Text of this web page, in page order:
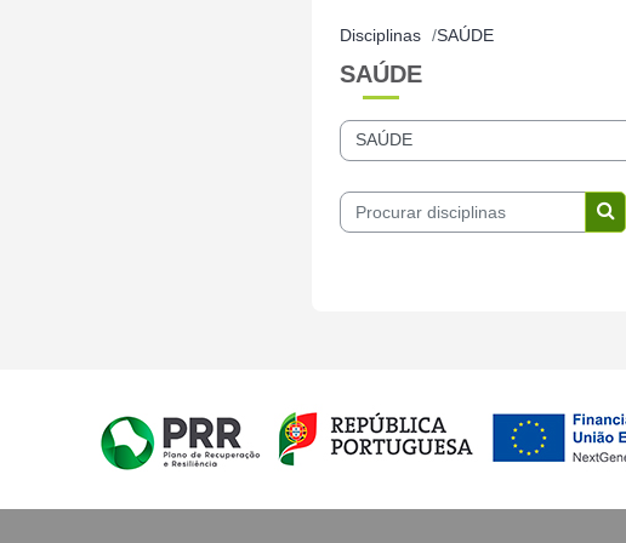
Disciplinas SAÚDE
SAÚDE
Categorias de disciplinas
Procurar disciplinas